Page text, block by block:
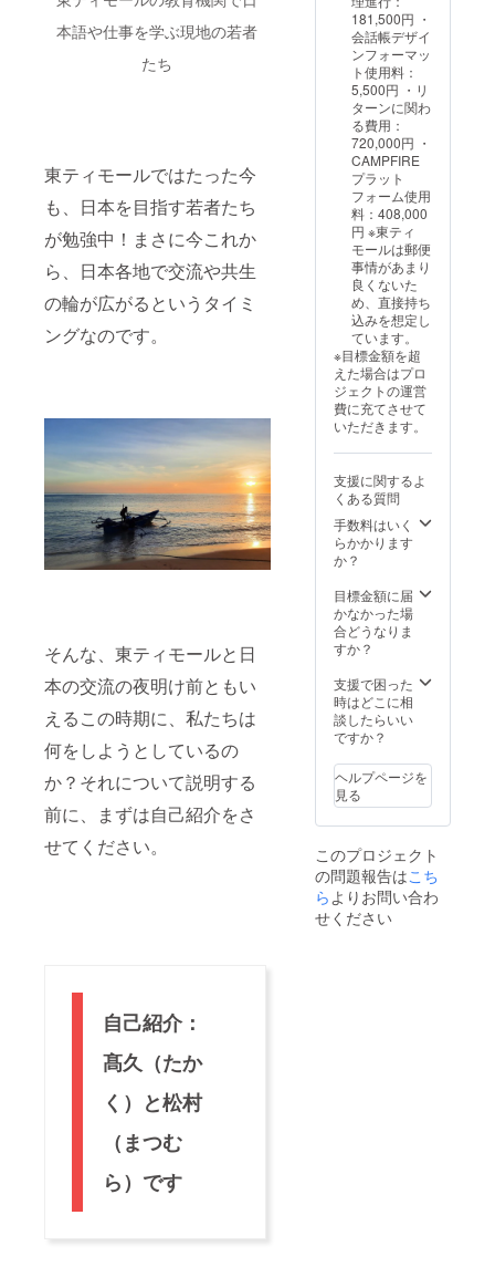
本語や仕事を学ぶ現地の若者
たち
東ティモールではたった今
も、日本を目指す若者たち
が勉強中！まさに今これか
ら、日本各地で交流や共生
の輪が広がるというタイミ
ングなのです。
そんな、東ティモールと日
本の交流の夜明け前ともい
えるこの時期に、私たちは
何をしようとしているの
か？それについて説明する
前に、まずは自己紹介をさ
せてください。
自己紹介：
髙久（たか
く）と松村
（まつむ
ら）です
※寄贈風
景は制
作活動
報告
メール
でお届
けする
予定で
す。
性があ
りま
す。 ※
完成報
告会の
開催は
2025年
12月
頃、
ZOOM
の使用
を予定
してい
ます。
日程な
ど詳細
はメー
ルでお
知らせ
いたし
ます。
※寄贈風
景は制
作活動
報告
メール
でお届
けする
予定で
す。
※掲載す
るお名
前は1文
字あた
り3mm
四方を
想定し
ていま
すが、
支援人
数で変
動する
ことを
ご了承
くださ
い。
に調整
いたし
ます。
※開催地
までの
創刊編
集長の
移動費
および
滞在費
はご負
担いた
だきま
す（海
外でも
可） ※
必ず、
【備考
欄】
に、
【会話
帳に掲
載する
お名前
（15文
字以
内）】
をご記
入くだ
さい。
※掲載す
字あた
り3mm
四方を
すが、
支援人
数で変
動する
ご了承
くださ
い。
いたし
ます。
※必ず、
【備考
欄】
に、
【会話
帳に掲
載する
お名前
（15文
字以
内）】
をご記
入くだ
さい。
※掲載す
るお名
前は1文
字あた
り3mm
四方を
想定し
ていま
すが、
支援人
動する
ことを
ご了承
くださ
ターと
して登
場 ※画
像にあ
る会話
帳はサ
ンプル
です。
完成品
はデザ
インが
変更と
なる可
能性が
ありま
す。 ※
完成報
告会の
開催は
2025年
12月
頃、
ZOOM
の使用
を予定
してい
日程な
ど詳細
はメー
ルでお
知らせ
ます。
※キャラ
クター
制作の
参考と
なるお
写真な
どのご
お願い
いたし
ます。
※クラウ
ンディ
ング終
了後、
詳細は
メール
181,500円 ・
会話帳デザイ
ンフォーマッ
ト使用料：
5,500円 ・リ
ターンに関わ
る費用：
720,000円 ・
CAMPFIRE
プラット
フォーム使用
料：408,000
円 ※東ティ
モールは郵便
事情があまり
良くないた
め、直接持ち
込みを想定し
ています。
※目標金額を超
えた場合はプロ
ジェクトの運営
費に充てさせて
いただきます。
支援に関するよ
くある質問
手数料はいく
らかかります
か？
目標金額に届
かなかった場
合どうなりま
すか？
支援で困った
時はどこに相
談したらいい
ですか？
ヘルプページを
見る
このプロジェクト
の問題報告はこち
らよりお問い合わ
せください